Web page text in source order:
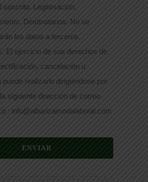
suscrito. Legitimación:
Destinatarios: No se
los datos a terceros.
El ejercicio de sus derechos de
cancelación u
puede realizarlo dirigiéndose por
siguiente dirección de correo
: info@albarizamodalaboral.com
ENVIAR